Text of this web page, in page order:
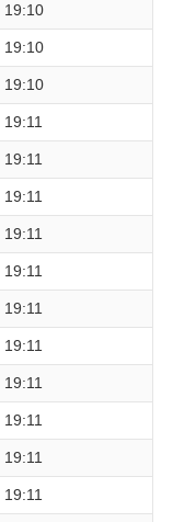
19:10
19:10
19:10
19:11
19:11
19:11
19:11
19:11
19:11
19:11
19:11
19:11
19:11
19:11